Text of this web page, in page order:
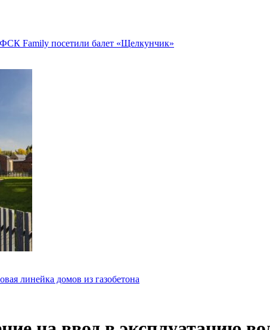
Family посетили балет «Щелкунчик»
линейка домов из газобетона